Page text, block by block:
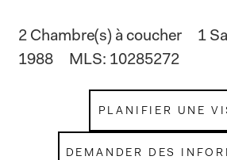
2 Chambre(s) à coucher
1
1988
MLS: 10285272
PLANIFIER UNE
DEMANDER DES